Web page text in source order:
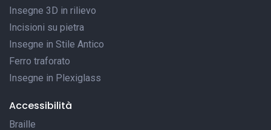
Insegne 3D in rilievo
Incisioni su pietra
Insegne in Stile Antico
Ferro traforato
Insegne in Plexiglass
Accessibilità
Braille